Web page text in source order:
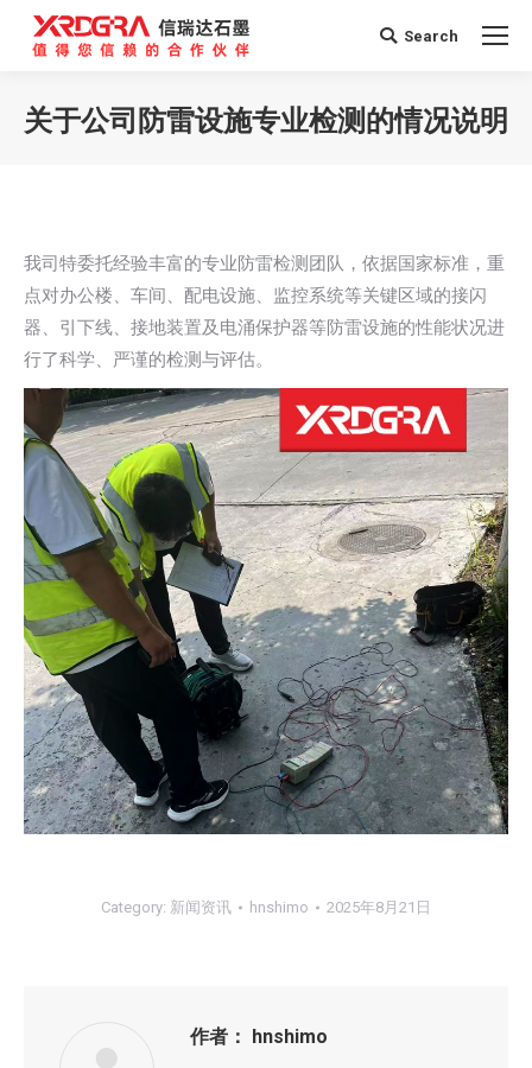
Search:
Search
关于公司防雷设施专业检测的情况说明
我司特委托经验丰富的专业防雷检测团队，依据国家标准，重
点对办公楼、车间、配电设施、监控系统等关键区域的接闪
器、引下线、接地装置及电涌保护器等防雷设施的性能状况进
行了科学、严谨的检测与评估。
Category: 新闻资讯 hnshimo 2025年8月21日
作者： hnshimo